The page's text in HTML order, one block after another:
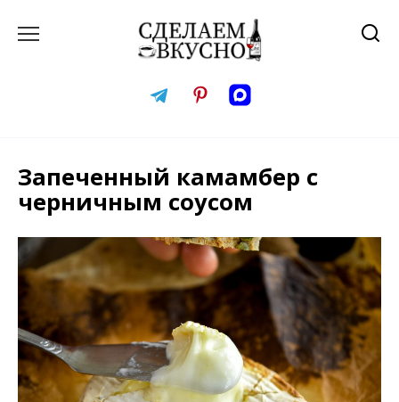
Запеченный камамбер с
черничным соусом